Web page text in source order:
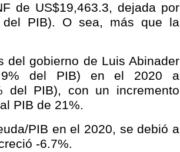
de US$19,463.3, dejada por
del PIB). O sea, más que la
del gobierno de Luis Abinader
del PIB) en el 2020 a
del PIB), con un incremento
PIB de 21%.
PIB en el 2020, se debió a
-6.7%.